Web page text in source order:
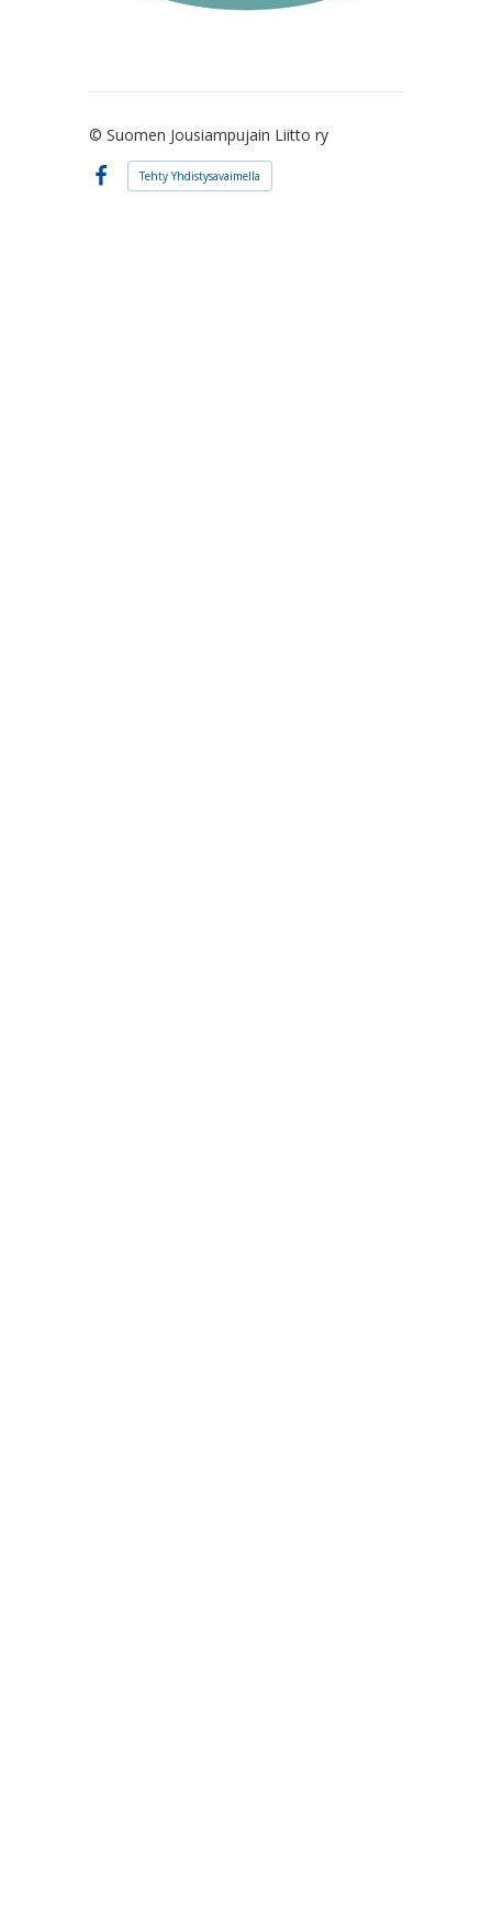
© Suomen Jousiampujain Liitto ry
Facebook
Tehty Yhdistysavaimella